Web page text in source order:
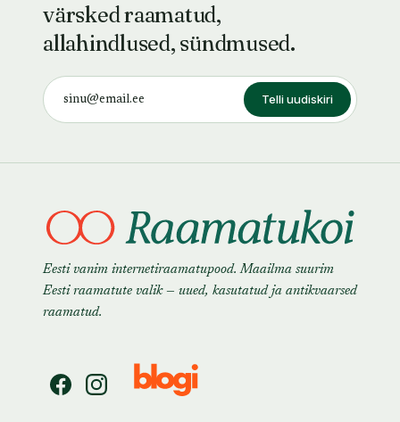
värsked raamatud,
allahindlused, sündmused.
Telli uudiskiri
Eesti vanim internetiraamatupood. Maailma suurim
Eesti raamatute valik — uued, kasutatud ja antikvaarsed
raamatud.